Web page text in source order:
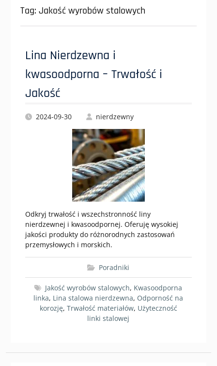
Tag: Jakość wyrobów stalowych
Lina Nierdzewna i
kwasoodporna – Trwałość i
Jakość
2024-09-30 nierdzewny
Odkryj trwałość i wszechstronność liny
nierdzewnej i kwasoodpornej. Oferuję wysokiej
jakości produkty do różnorodnych zastosowań
przemysłowych i morskich.
Poradniki
Jakość wyrobów stalowych, Kwasoodporna
linka, Lina stalowa nierdzewna, Odporność na
korozję, Trwałość materiałów, Użyteczność
linki stalowej